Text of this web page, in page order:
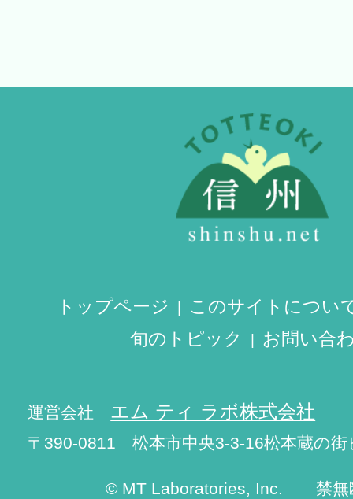
トップページ
このサイトについ
旬のトピック
お問い合
運営会社 エム ティ ラボ株式会社
〒390-0811 松本市中央3-3-16松本蔵の街
© MT Laboratories, Inc. 禁無